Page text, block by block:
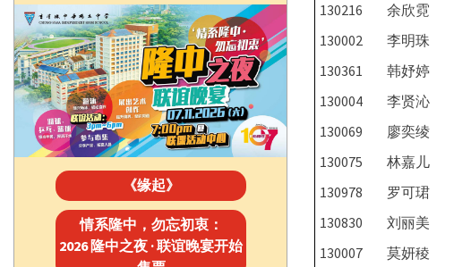
130216
余欣霓
130002
李明珠
130361
韩妤婷
130004
李贤沁
130069
廖奕绫
130075
林嘉儿
130978
罗可珺
130830
刘丽美
130007
莫妍稜
《缘起》
情系隆中，勿忘初衷：
2026 隆中之夜 · 联谊晚宴开始